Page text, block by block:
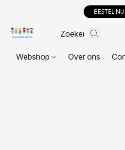
BESTEL NU
Webshop Over ons